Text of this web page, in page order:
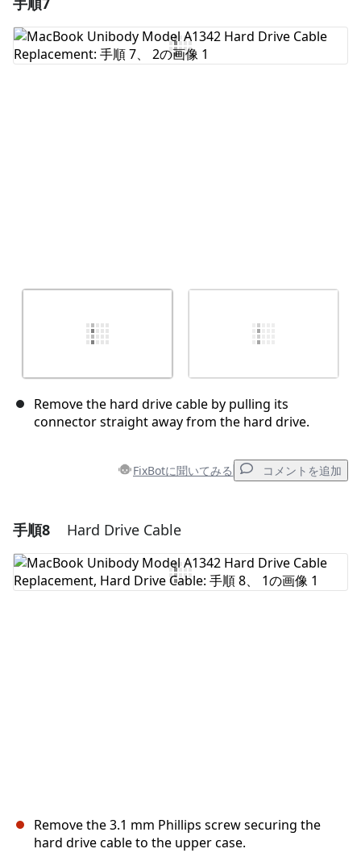
コメントを追加
Remove the hard drive cable by pulling its
connector straight away from the hard drive.
FixBotに聞いてみる コメントを追加
コメントを追加
コメントを追加
手順8 Hard Drive Cable
Remove the 3.1 mm Phillips screw securing the
hard drive cable to the upper case.